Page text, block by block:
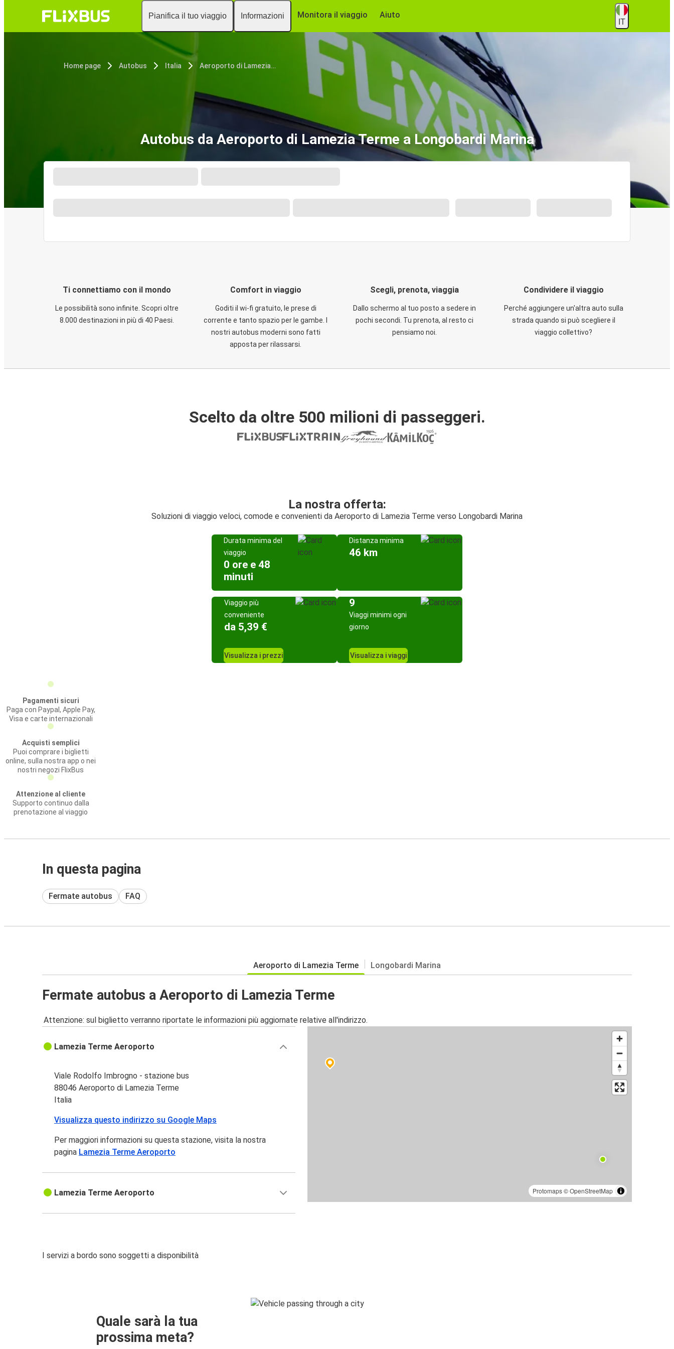
Pianifica il tuo viaggio Informazioni Monitora il viaggio Aiuto
IT
Home page Autobus Italia Aeroporto di Lamezia Terme
Autobus da Aeroporto di Lamezia Terme a Longobardi Marina
Ti connettiamo con il mondo
Le possibilità sono infinite. Scopri oltre
8.000 destinazioni in più di 40 Paesi.
Comfort in viaggio
Goditi il wi-fi gratuito, le prese di
corrente e tanto spazio per le gambe. I
nostri autobus moderni sono fatti
apposta per rilassarsi.
Scegli, prenota, viaggia
Dallo schermo al tuo posto a sedere in
pochi secondi. Tu prenota, al resto ci
pensiamo noi.
Condividere il viaggio
Perché aggiungere un'altra auto sulla
strada quando si può scegliere il
viaggio collettivo?
Scelto da oltre 500 milioni di passeggeri.
La nostra offerta:
Soluzioni di viaggio veloci, comode e convenienti da Aeroporto di Lamezia Terme verso Longobardi Marina
Durata minima del
viaggio
0 ore e 48
minuti
Distanza minima
46 km
Viaggio più
conveniente
da 5,39 €
Visualizza i prezzi
9
Viaggi minimi ogni
giorno
Visualizza i viaggi
Pagamenti sicuri
Paga con Paypal, Apple Pay,
Visa e carte internazionali
Acquisti semplici
Puoi comprare i biglietti
online, sulla nostra app o nei
nostri negozi FlixBus
Attenzione al cliente
Supporto continuo dalla
prenotazione al viaggio
In questa pagina
Fermate autobus FAQ
Aeroporto di Lamezia Terme Longobardi Marina
Fermate autobus a Aeroporto di Lamezia Terme
Attenzione: sul biglietto verranno riportate le informazioni più aggiornate relative all'indirizzo.
Protomaps©OpenStreetMap
Lamezia Terme Aeroporto
Viale Rodolfo Imbrogno - stazione bus
88046 Aeroporto di Lamezia Terme
Italia
Visualizza questo indirizzo su Google Maps
Per maggiori informazioni su questa stazione, visita la nostra
pagina Lamezia Terme Aeroporto
Lamezia Terme Aeroporto
I servizi a bordo sono soggetti a disponibilità
Quale sarà la tua
prossima meta?